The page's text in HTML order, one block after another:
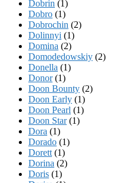
Dobrin (1)
Dobro (1)
Dobrochin (2)
Dolinnyi (1)
Domina (2)
Domodedowskiy (2)
Donella (1)
Donor(1)
Doon Bounty (2)
Doon Early (1)
Doon Pearl (1)
Doon Star(1)
Dora (1)
Dorado (1)
Dorett (1)
Dorina (2)
Doris (1)